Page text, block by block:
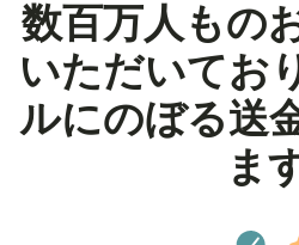
数百万人もの
いただいてお
ルにのぼる送
ま